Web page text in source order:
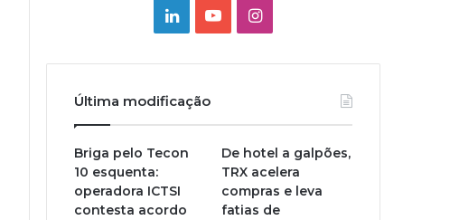
LinkedinYouTubeInstagram
Última modificação
Briga pelo Tecon
10 esquenta:
operadora ICTSI
contesta acordo
De hotel a galpões,
TRX acelera
compras e leva
fatias de